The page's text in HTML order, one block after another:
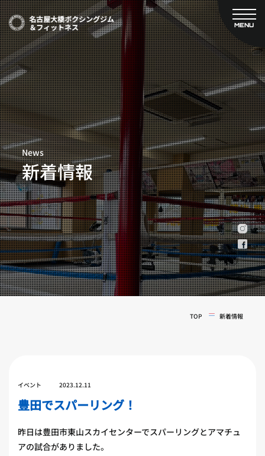
MENU
CLOSE
TOP
新着情報
ご予約
プライベートコース予約
レンタルスタジオ予約
名古屋大橋ボクシングジムについて
大橋弘政プロフィール
スタッフ紹介
料金案内
設備紹介
アクセス
営業時間
トレーナー募集
スポンサー募集
大会チケット購入
キャンペーン
実戦コース
料金システム
フィットネスコース
News
新着情報
TOP 新着情報
イベント 2023.12.11
豊田でスパーリング！
昨日は豊田市東山スカイセンターでスパーリングとアマチュ
アの試合がありました。